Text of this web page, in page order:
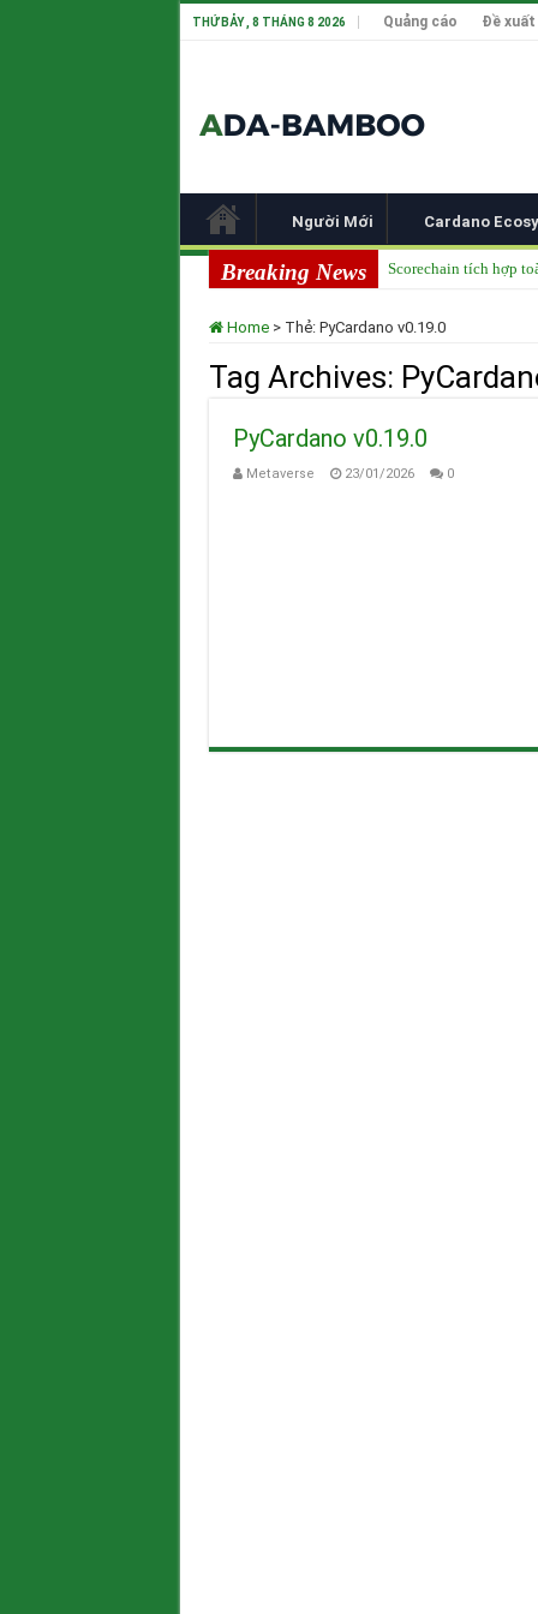
THỨ BẢY , 8 THÁNG 8 2026 Quảng cáo Đề
Người Mới Cardano
Breaking News Scorechain tích hợp
Input Output Tiên
Home > Thẻ: PyCardano v0.19.0
Tag Archives:
PyCardano v0.19.0
Metaverse 23/01/2026 0